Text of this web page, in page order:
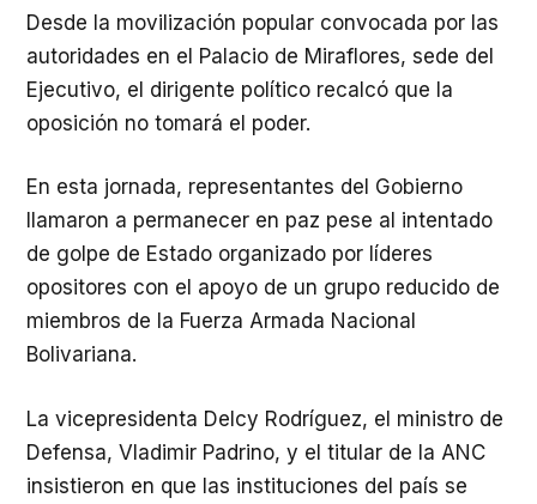
Desde la movilización popular convocada por las
autoridades en el Palacio de Miraflores, sede del
Ejecutivo, el dirigente político recalcó que la
oposición no tomará el poder.
En esta jornada, representantes del Gobierno
llamaron a permanecer en paz pese al intentado
de golpe de Estado organizado por líderes
opositores con el apoyo de un grupo reducido de
miembros de la Fuerza Armada Nacional
Bolivariana.
La vicepresidenta Delcy Rodríguez, el ministro de
Defensa, Vladimir Padrino, y el titular de la ANC
insistieron en que las instituciones del país se